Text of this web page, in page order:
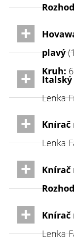
plavý
Kruh: 6
Italský
Lenka
Knírač
Lenka
Knírač
Lenka